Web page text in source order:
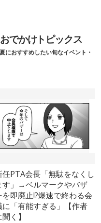
でかけトピックス
におすすめしたい旬なイベント・
任PTA会長「無駄をなくし
す」→ベルマークやバザ
を即廃止!?爆速で終わる会
に「有能すぎる」【作者
く】